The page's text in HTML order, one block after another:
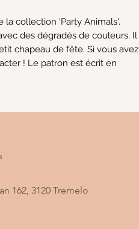
la collection 'Party Animals'.
des dégradés de couleurs. Il
chapeau de fête. Si vous avez
! Le patron est écrit en
162, 3120 Tremelo